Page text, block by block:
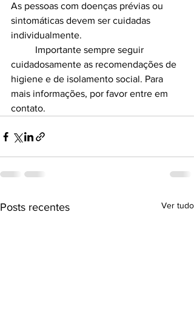
As pessoas com doenças prévias ou
sintomáticas devem ser cuidadas
individualmente.
cuidadosamente as recomendações de
higiene e de isolamento social. Para
mais informações, por favor entre em
contato.
Posts recentes Ver tudo